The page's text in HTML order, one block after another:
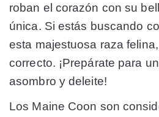
roban el corazón con su
única. Si estás buscando
esta majestuosa raza
correcto. ¡Prepárate para
asombro y deleite!
Los Maine Coon son